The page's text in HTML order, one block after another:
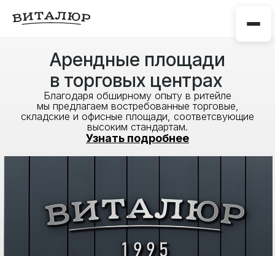
Арендные площади
в торговых центрах
Благодаря обширному опыту в ритейле
мы предлагаем востребованные торговые,
складские и офисные площади, соответсвующие
высоким стандартам.
Узнать подробнее